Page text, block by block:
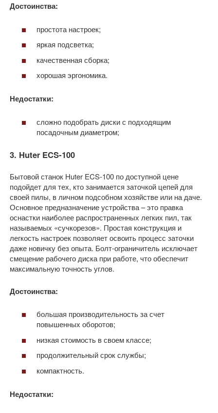
Достоинства:
простота настроек;
яркая подсветка;
качественная сборка;
хорошая эргономика.
Недостатки:
сложно подобрать диски с подходящим
посадочным диаметром;
3. Huter ECS-100
Бытовой станок Huter ECS-100 по доступной цене
подойдет для тех, кто занимается заточкой цепей для
своей пилы, в личном подсобном хозяйстве или на даче.
Основное предназначение устройства – это правка
оснастки наиболее распространенных легких пил, так
называемых «сучкорезов». Простая конструкция и
легкость настроек позволяет освоить процесс заточки
даже новичку без опыта. Болт-ограничитель исключает
смещение рабочего диска при работе, что обеспечит
максимальную точность углов.
Достоинства:
большая производительность за счет
повышенных оборотов;
низкая стоимость в своем классе;
продолжительный срок службы;
компактность.
Недостатки: